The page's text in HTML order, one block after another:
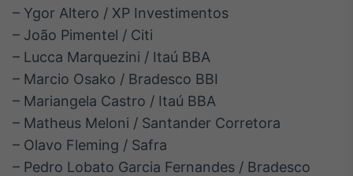
– Ygor Altero / XP Investimentos
– João Pimentel / Citi
– Lucca Marquezini / Itaú BBA
– Marcio Osako / Bradesco BBI
– Mariangela Castro / Itaú BBA
– Matheus Meloni / Santander Corretora
– Olavo Fleming / Safra
– Pedro Lobato Garcia Fernandes / Bradesco